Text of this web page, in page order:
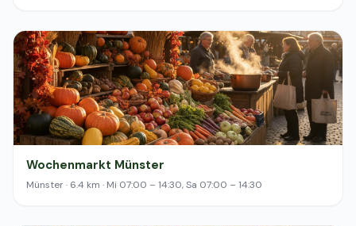
Wochenmarkt Münster
Münster · 6.4 km · Mi 07:00 – 14:30, Sa 07:00 – 14:30